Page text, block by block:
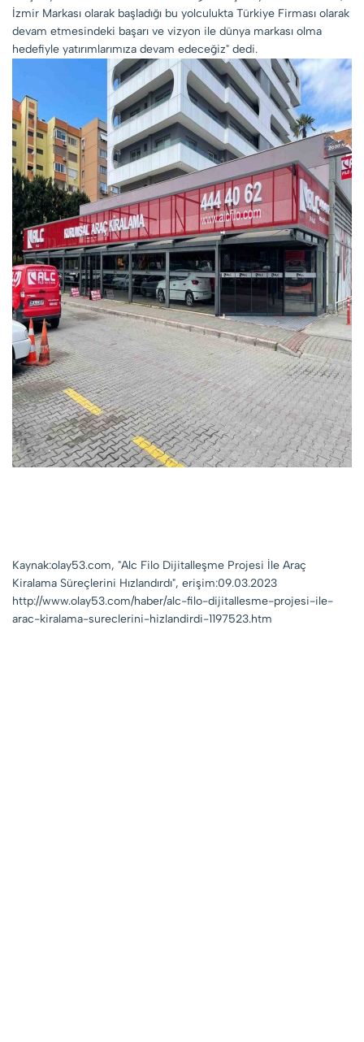
İzmir Markası olarak başladığı bu yolculukta Türkiye Firması olarak
devam etmesindeki başarı ve vizyon ile dünya markası olma
hedefiyle yatırımlarımıza devam edeceğiz" dedi.
Kaynak:olay53.com, "Alc Filo Dijitalleşme Projesi İle Araç
Kiralama Süreçlerini Hızlandırdı", erişim:09.03.2023
http://www.olay53.com/haber/alc-filo-dijitallesme-projesi-ile-
arac-kiralama-sureclerini-hizlandirdi-1197523.htm